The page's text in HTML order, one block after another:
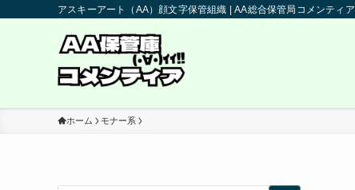
アスキーアート（AA）顔文字保管組織 | AA総合保管局コメンティア
ホーム モナー系